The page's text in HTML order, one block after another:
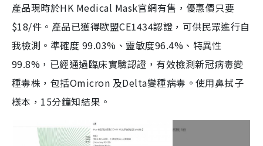
產品現時於HK Medical Mask官網有售，優惠價只要
$18/件。產品已獲得歐盟CE1434認證，可供民眾進行自
我檢測。準確度 99.03%、靈敏度96.4%、特異性
99.8%，已經通過臨床實驗認證，有效檢測新冠病毒變
種毒株，包括Omicron 及Delta變種病毒。使用鼻拭子
樣本，15分鐘知結果。